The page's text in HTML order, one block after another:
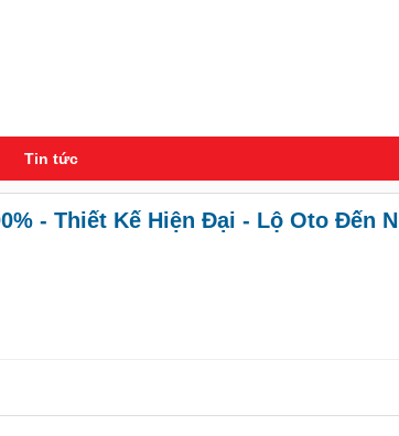
Tin tức
- Thiết Kế Hiện Đại - Lộ Oto Đến